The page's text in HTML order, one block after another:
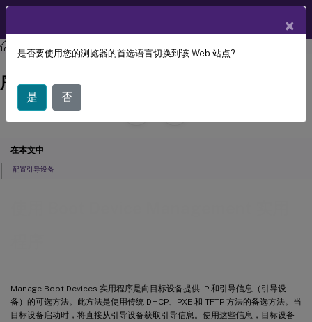
Citrix Provisioning Citrix Provisioning 2305
Manage Boot Devices 实用程序是向目标设备提供 IP 和引导信息（引导设
备）的可选方法。此方法是使用传统 DHCP、PXE 和 TFTP 方法的备选方法。当
目标设备启动时，将直接从引导设备获取引导信息。使用这些信息，目标设备
使用 Boot Device Management 实用程
序
July 29, 2024
C
在本文中
配置引导设备
×
是否要使用您的浏览器的首选语言切换到该 Web 站点?
是 否